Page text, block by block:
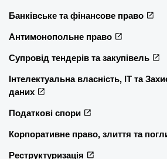
Банківське та фінансове право
Антимонопольне право
Супровід тендерів та закупівель
Інтелектуальна власність, ІТ та
даних
Податкові спори
Корпоративне право, злиття та
Реструктуризація